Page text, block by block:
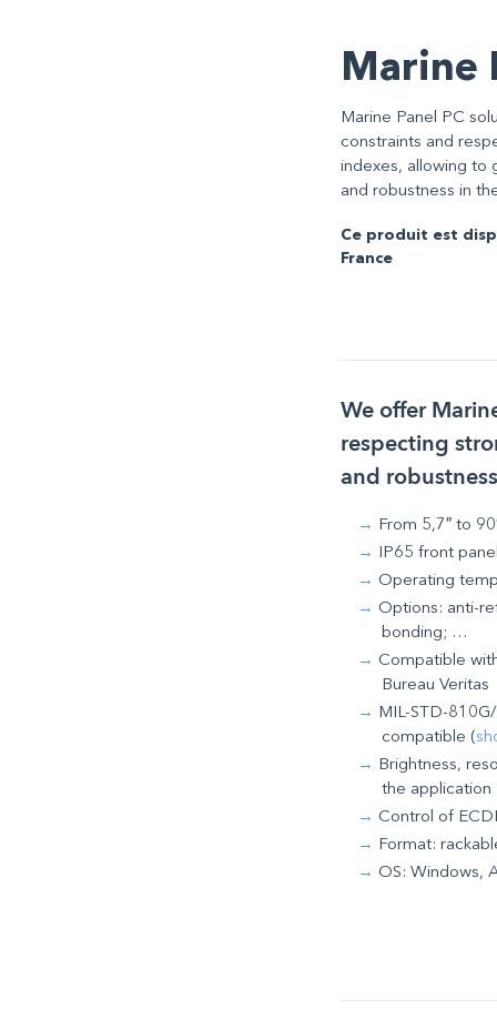
Marine
Marine Panel PC
constraints and
indexes, allowing to
and robustness in
Ce produit est
France
We offer
respecting
and
From 5,7″ to
IP65 front
Operating
Options: anti-
bonding; …
Compatible
Bureau Veritas
MIL-STD-
compatible (
Brightness,
the application
Control of
Format:
OS: Windows,